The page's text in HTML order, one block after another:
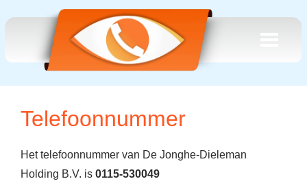
Telefoonnummer
Het telefoonnummer van De Jonghe-Dieleman
Holding B.V. is 0115-530049